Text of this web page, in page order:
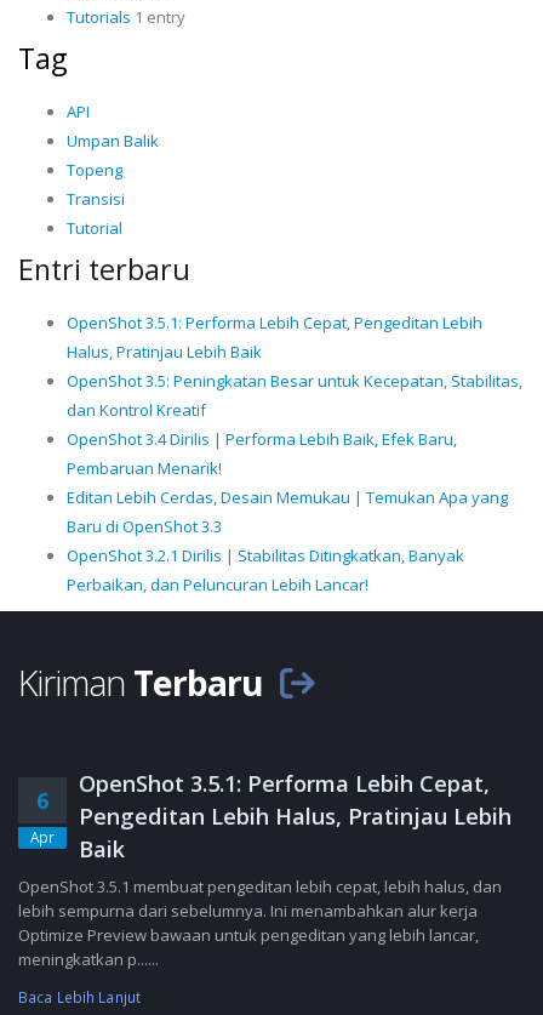
Tutorials 1 entry
Tag
API
Umpan Balik
Topeng
Transisi
Tutorial
Entri terbaru
OpenShot 3.5.1: Performa Lebih Cepat, Pengeditan Lebih
Halus, Pratinjau Lebih Baik
OpenShot 3.5: Peningkatan Besar untuk Kecepatan, Stabilitas,
dan Kontrol Kreatif
OpenShot 3.4 Dirilis | Performa Lebih Baik, Efek Baru,
Pembaruan Menarik!
Editan Lebih Cerdas, Desain Memukau | Temukan Apa yang
Baru di OpenShot 3.3
OpenShot 3.2.1 Dirilis | Stabilitas Ditingkatkan, Banyak
Perbaikan, dan Peluncuran Lebih Lancar!
Kiriman Terbaru
6
Apr
OpenShot 3.5.1: Performa Lebih Cepat,
Pengeditan Lebih Halus, Pratinjau Lebih
Baik
OpenShot 3.5.1 membuat pengeditan lebih cepat, lebih halus, dan
lebih sempurna dari sebelumnya. Ini menambahkan alur kerja
Optimize Preview bawaan untuk pengeditan yang lebih lancar,
meningkatkan p......
Baca Lebih Lanjut